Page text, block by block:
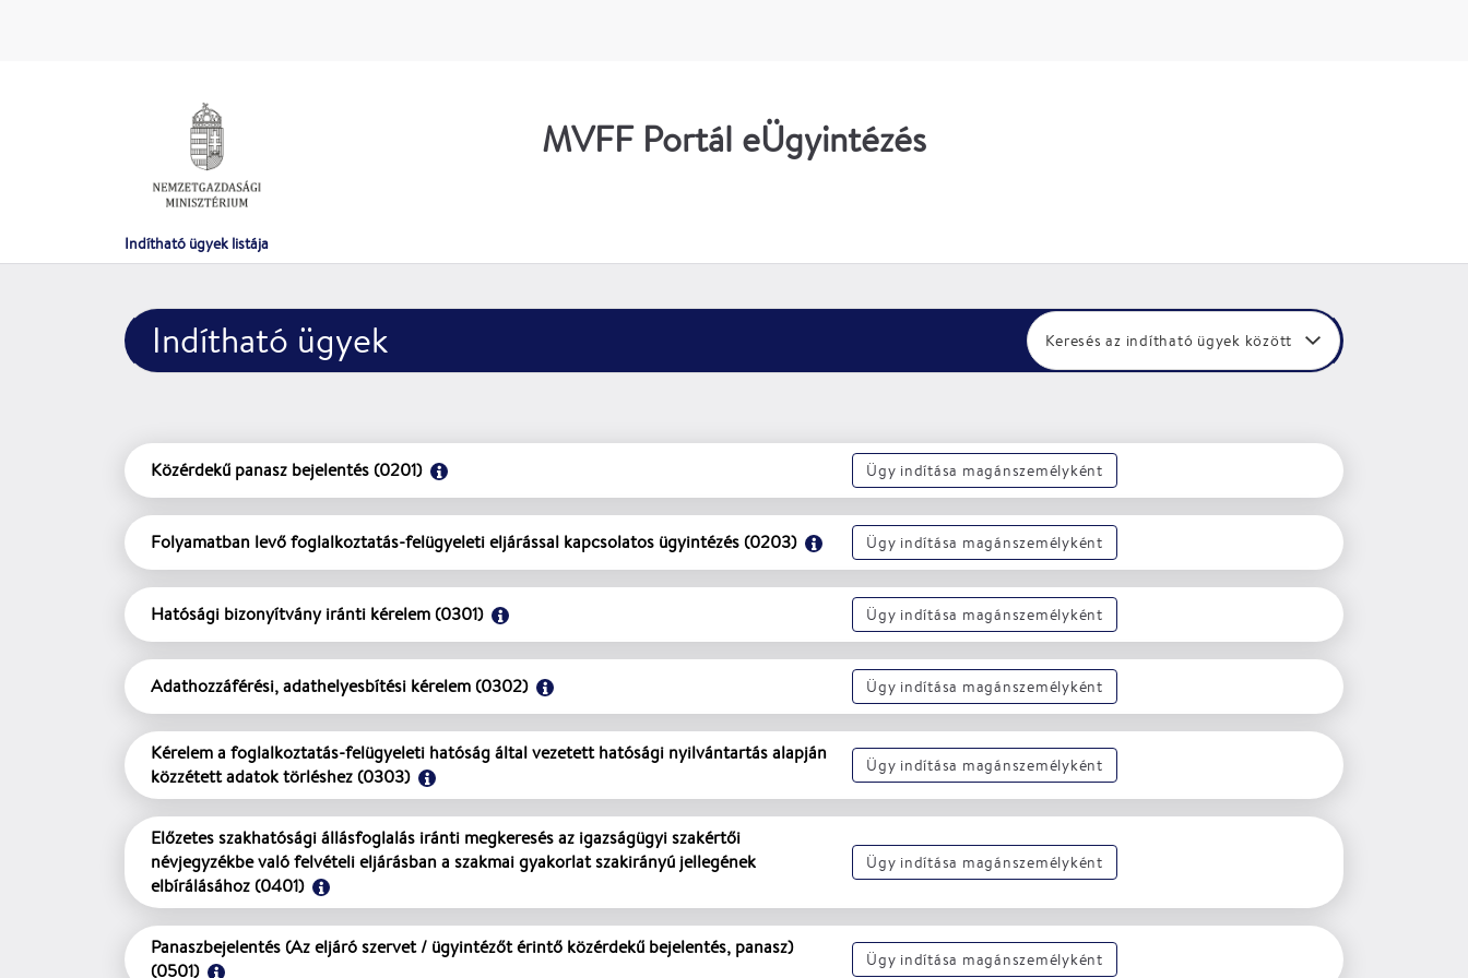
MVFF Portál eÜgyintézés
Indítható ügyek listája
Indítható ügyek Keresés az indítható ügyek között
Közérdekű panasz bejelentés (0201) Ügy indítása magánszemélyként
Folyamatban levő foglalkoztatás-felügyeleti eljárással kapcsolatos ügyintézés (0203) Ügy indítása magánszemélyként
Hatósági bizonyítvány iránti kérelem (0301) Ügy indítása magánszemélyként
Adathozzáférési, adathelyesbítési kérelem (0302) Ügy indítása magánszemélyként
Kérelem a foglalkoztatás-felügyeleti hatóság által vezetett hatósági nyilvántartás alapján
közzétett adatok törléshez (0303)
Ügy indítása magánszemélyként
Előzetes szakhatósági állásfoglalás iránti megkeresés az igazságügyi szakértői
névjegyzékbe való felvételi eljárásban a szakmai gyakorlat szakirányú jellegének
elbírálásához (0401)
Ügy indítása magánszemélyként
Panaszbejelentés (Az eljáró szervet / ügyintézőt érintő közérdekű bejelentés, panasz)
(0501)
Ügy indítása magánszemélyként